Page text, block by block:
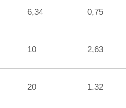
6,34 0,75
10 2,63
20 1,32